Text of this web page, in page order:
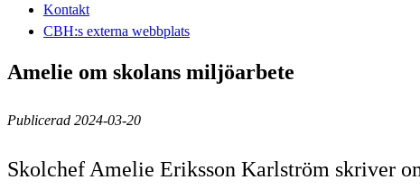
Kontakt
CBH:s externa webbplats
Amelie om skolans miljöarbete
Publicerad 2024-03-20
Skolchef Amelie Eriksson Karlström skriver